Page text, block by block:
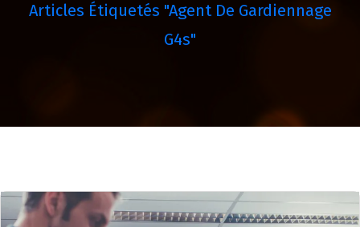
Articles Étiquetés "agent De Gardiennage
G4s"